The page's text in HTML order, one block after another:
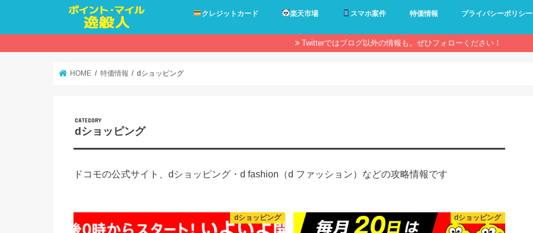
クレジットカード 楽天市場 スマホ案件 特価情報 プライバシーポリシー
Twitterではブログ以外の情報も。ぜひフォローください！
HOME 特価情報 dショッピング
dショッピング
ドコモの公式サイト、dショッピング・d fashion（d ファッション）などの攻略情報です
dショッピング dショッピング